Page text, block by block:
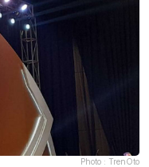
Photo : TrenOto